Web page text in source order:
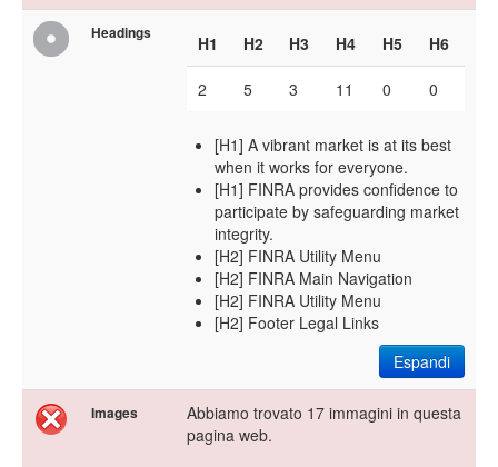
Headings H1 H2 H3 H4 H5 H6
2 5 3 11 0 0
[H1] A vibrant market is at its best
when it works for everyone.
[H1] FINRA provides confidence to
participate by safeguarding market
integrity.
[H2] FINRA Utility Menu
[H2] FINRA Main Navigation
[H2] FINRA Utility Menu
[H2] Footer Legal Links
Espandi
Images
Abbiamo trovato 17 immagini in questa
pagina web.